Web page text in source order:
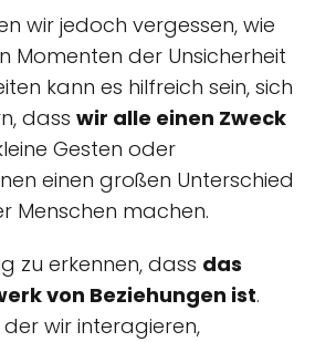
wir jedoch vergessen, wie
Momenten der Unsicherheit
kann es hilfreich sein, sich
dass wir alle einen Zweck
Gesten oder
einen großen Unterschied
Menschen machen.
zu erkennen, dass das
von Beziehungen ist.
wir interagieren,